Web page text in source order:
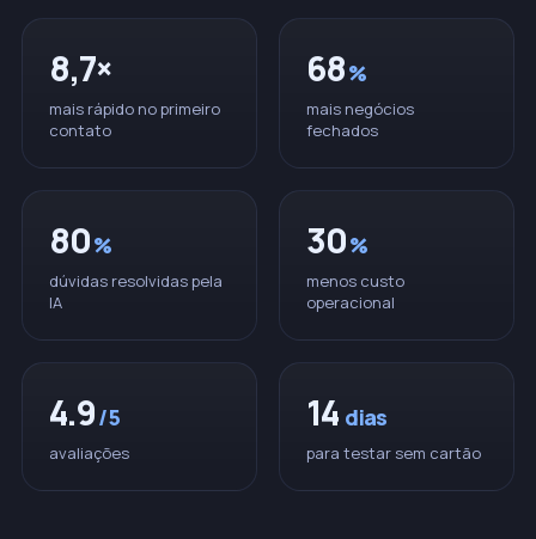
8,7×
mais rápido no primeiro
contato
68%
mais negócios
fechados
80%
dúvidas resolvidas pela
IA
30%
menos custo
operacional
4.9/5
avaliações
14 dias
para testar sem cartão